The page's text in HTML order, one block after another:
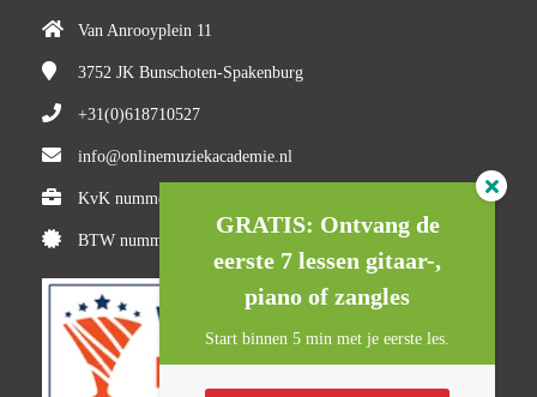
Van Anrooyplein 11
3752 JK Bunschoten-Spakenburg
+31(0)618710527
info@onlinemuziekacademie.nl
KvK nummer: 84983205
BTW nummer: NL8634.521.52.B01
GRATIS: Ontvang de
eerste 7 lessen gitaar-,
piano of zangles
Start binnen 5 min met je eerste les.